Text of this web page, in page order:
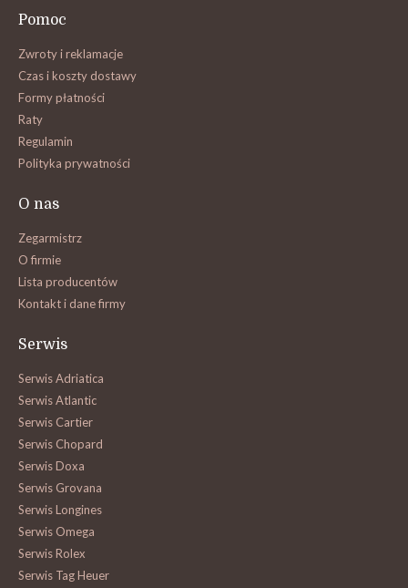
Pomoc
Zwroty i reklamacje
Czas i koszty dostawy
Formy płatności
Raty
Regulamin
Polityka prywatności
O nas
Zegarmistrz
O firmie
Lista producentów
Kontakt i dane firmy
Serwis
Serwis Adriatica
Serwis Atlantic
Serwis Cartier
Serwis Chopard
Serwis Doxa
Serwis Grovana
Serwis Longines
Serwis Omega
Serwis Rolex
Serwis Tag Heuer